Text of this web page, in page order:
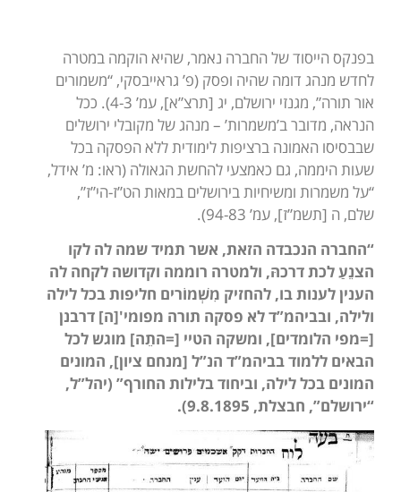
בפנקס הייסוד של החברה נאמר, שהיא הוקמה במטרה
לחדש מנהג דומה שהיה ופסק (פ’ גראייבסקי, “משמורים
אור תורה”, מגנזי ירושלם, יג [תרצ”א], עמ’ 4-3). ככל
הנראה, מדובר ב’משמרות’ – מנהג של מקובלי ירושלים
שבבסיסו האמונה ברציפות לימודית ללא הפסקה בכל
שעות היממה, גם כאמצעי להחשת הגאולה (ראו: מ’ אידל,
“על משמרות ומשיחיות בירושלים במאות הט”ז-הי”ז”,
שלם, ה [תשמ”ז], עמ’ 94-83).
“החברה הנכבדה הזאת, אשר תמיד שמה לה לקו
הצנֵעַ לכת דרכהּ, ולמטרה רוממה וקדושה לקחה לה
הענין לענות בו, להחזיק מִשְׁמוֹרים חליפות בכל לילה
ולילה, ובביהמ”ד לא פסקה תורה מפומי'[ה] דרבנן
[=מפי הלומדים], ומשקה הטיי [=התֵה] מוגש לכל
הבאים ללמוד בביהמ”ד הנ”ל [מנחם ציון], המונים
המונים בכל לילה, וביחוד בלילות החורף” (יהל”ל,
“ירושלם”, חבצלת, 9.8.1895).